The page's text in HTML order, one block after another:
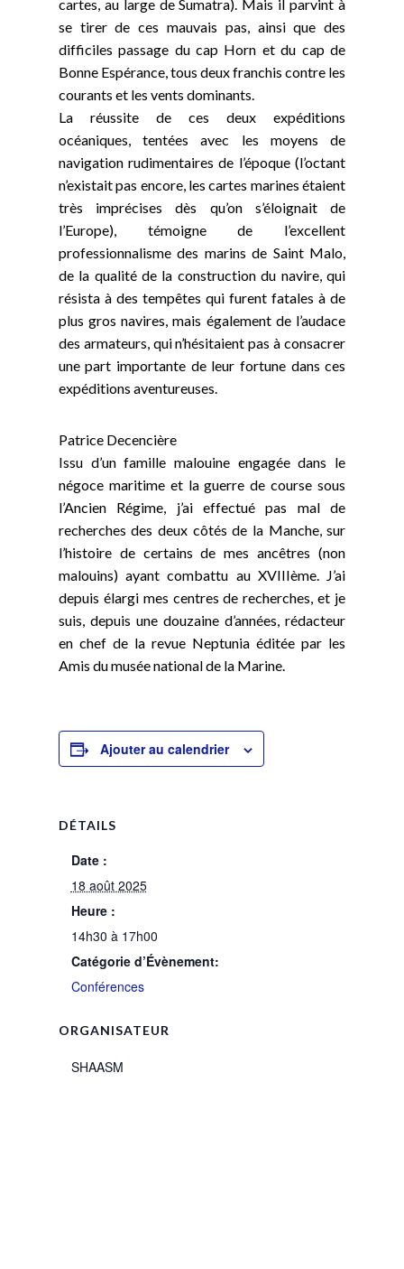
cartes, au large de Sumatra). Mais il parvint à
se tirer de ces mauvais pas, ainsi que des
difficiles passage du cap Horn et du cap de
Bonne Espérance, tous deux franchis contre les
courants et les vents dominants.
La réussite de ces deux expéditions
océaniques, tentées avec les moyens de
navigation rudimentaires de l’époque (l’octant
n’existait pas encore, les cartes marines étaient
très imprécises dès qu’on s’éloignait de
l’Europe), témoigne de l’excellent
professionnalisme des marins de Saint Malo,
de la qualité de la construction du navire, qui
résista à des tempêtes qui furent fatales à de
plus gros navires, mais également de l’audace
des armateurs, qui n’hésitaient pas à consacrer
une part importante de leur fortune dans ces
expéditions aventureuses.
Patrice Decencière
Issu d’un famille malouine engagée dans le
négoce maritime et la guerre de course sous
l’Ancien Régime, j’ai effectué pas mal de
recherches des deux côtés de la Manche, sur
l’histoire de certains de mes ancêtres (non
malouins) ayant combattu au XVIIIème. J’ai
depuis élargi mes centres de recherches, et je
suis, depuis une douzaine d’années, rédacteur
en chef de la revue Neptunia éditée par les
Amis du musée national de la Marine.
Ajouter au calendrier
DÉTAILS
Date :
18 août 2025
Heure :
14h30 à 17h00
Catégorie d’Évènement:
Conférences
ORGANISATEUR
SHAASM